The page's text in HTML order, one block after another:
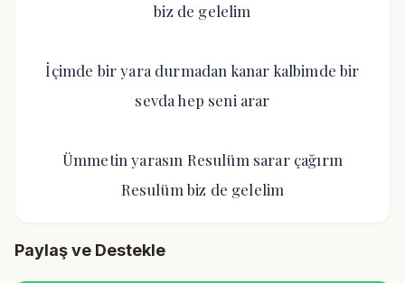
biz de gelelim
İçimde bir yara durmadan kanar kalbimde bir
sevda hep seni arar
Ümmetin yarasın Resulüm sarar çağırın
Resulüm biz de gelelim
Paylaş ve Destekle